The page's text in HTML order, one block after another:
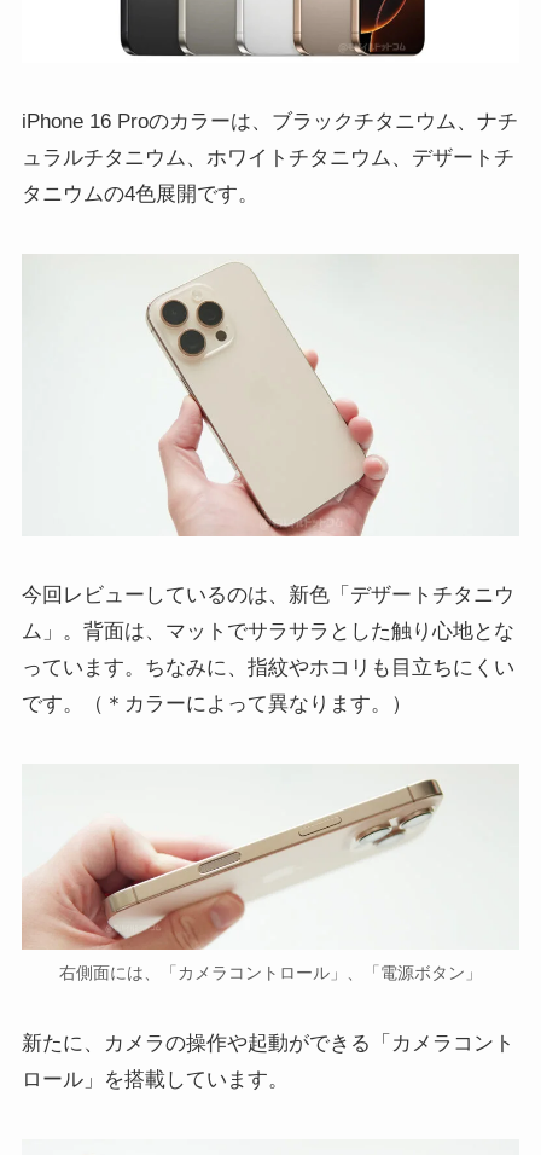
iPhone 16 Proのカラーは、ブラックチタニウム、ナチ
ュラルチタニウム、ホワイトチタニウム、デザートチ
タニウムの4色展開です。
今回レビューしているのは、新色「デザートチタニウ
ム」。背面は、マットでサラサラとした触り心地とな
っています。ちなみに、指紋やホコリも目立ちにくい
です。（＊カラーによって異なります。）
右側面には、「カメラコントロール」、「電源ボタン」
新たに、カメラの操作や起動ができる「カメラコント
ロール」を搭載しています。